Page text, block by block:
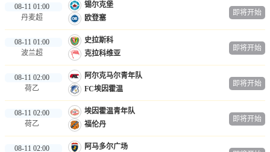
08-11 01:00
丹麦超
锡尔克堡
欧登塞
即将开始
08-11 01:00
波兰超
史拉斯科
克拉科维亚
即将开始
08-11 02:00
荷乙
阿尔克马尔青年队
FC埃因霍温
即将开始
08-11 02:00
荷乙
埃因霍温青年队
福伦丹
即将开始
08-11 02:00
阿马多尔广场